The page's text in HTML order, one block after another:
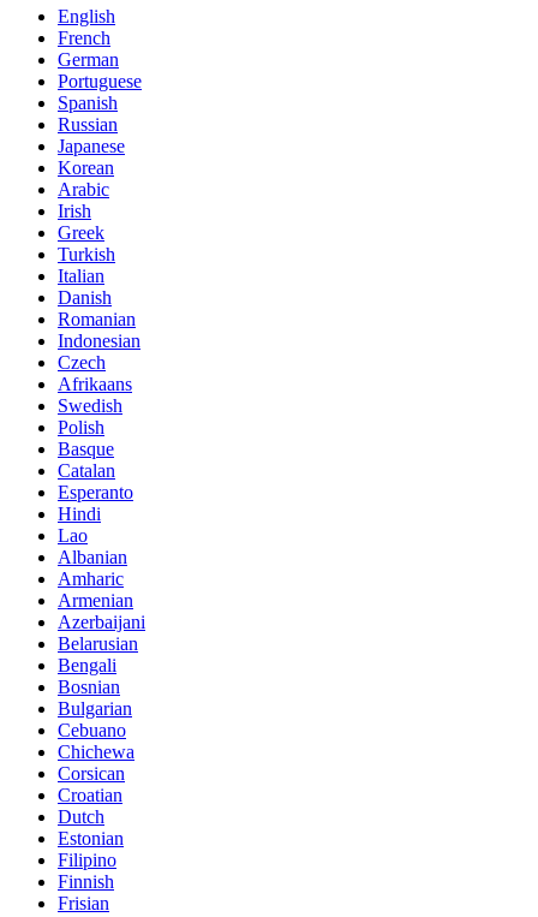
English
French
German
Portuguese
Spanish
Russian
Japanese
Korean
Arabic
Irish
Greek
Turkish
Italian
Danish
Romanian
Indonesian
Czech
Afrikaans
Swedish
Polish
Basque
Catalan
Esperanto
Hindi
Lao
Albanian
Amharic
Armenian
Azerbaijani
Belarusian
Bengali
Bosnian
Bulgarian
Cebuano
Chichewa
Corsican
Croatian
Dutch
Estonian
Filipino
Finnish
Frisian